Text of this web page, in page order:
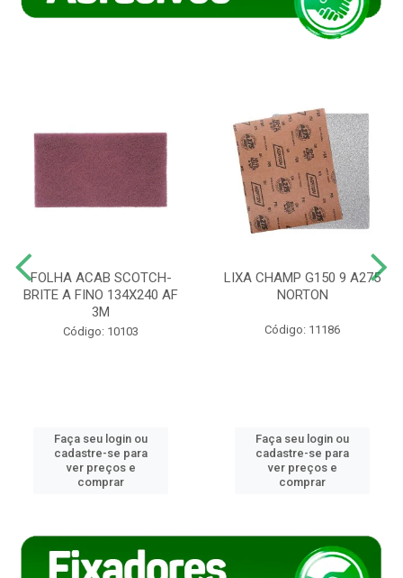
FOLHA ACAB SCOTCH-
BRITE A FINO 134X240 AF
3M
Código: 10103
Faça seu login ou
cadastre-se para
ver preços e
comprar
LIXA CHAMP G150 9 A275
NORTON
Código: 11186
Faça seu login ou
cadastre-se para
ver preços e
comprar